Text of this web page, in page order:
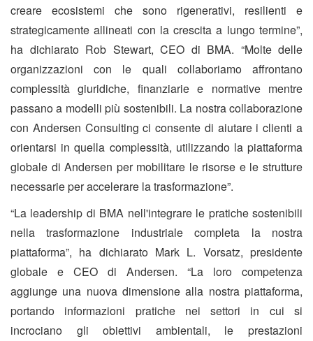
creare ecosistemi che sono rigenerativi, resilienti e
strategicamente allineati con la crescita a lungo termine”,
ha dichiarato Rob Stewart, CEO di BMA. “Molte delle
organizzazioni con le quali collaboriamo affrontano
complessità giuridiche, finanziarie e normative mentre
passano a modelli più sostenibili. La nostra collaborazione
con Andersen Consulting ci consente di aiutare i clienti a
orientarsi in quella complessità, utilizzando la piattaforma
globale di Andersen per mobilitare le risorse e le strutture
necessarie per accelerare la trasformazione”.
“La leadership di BMA nell'integrare le pratiche sostenibili
nella trasformazione industriale completa la nostra
piattaforma”, ha dichiarato Mark L. Vorsatz, presidente
globale e CEO di Andersen. “La loro competenza
aggiunge una nuova dimensione alla nostra piattaforma,
portando informazioni pratiche nei settori in cui si
incrociano gli obiettivi ambientali, le prestazioni